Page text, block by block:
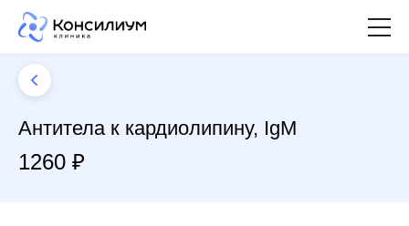
Антитела к кардиолипину, IgM
1260 ₽